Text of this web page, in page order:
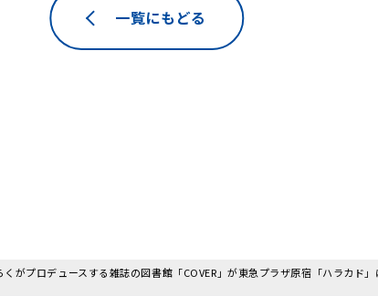
一覧にもどる
くがプロデュースする雑誌の図書館「COVER」が東急プラザ原宿「ハラカド